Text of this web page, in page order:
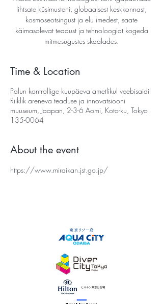
lihtsate küsimusteni, globaalsest keskkonnast,
kosmoseotsingust ja elu imedest, saate
käimasolevat teadust ja tehnoloogiat kogeda
mitmesugustes skaalades.
Time & Location
Palun kontrollige kuupäeva ametlikul veebisaidil
Riiklik areneva teaduse ja innovatsiooni
muuseum, Jaapan, 2-3-6 Aomi, Koto-ku, Tokyo
135-0064
About the event
https://www.miraikan.jst.go.jp/